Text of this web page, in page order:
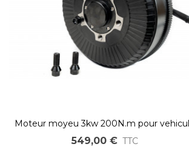
Moteur moyeu 3kw 200N.m pour
léger
549,00 € TTC